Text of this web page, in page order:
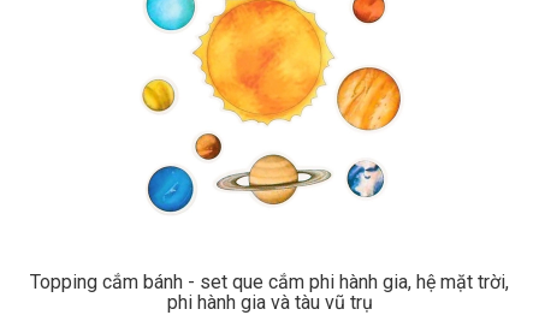
Topping cắm bánh - set que cắm phi hành gia, hệ mặt trời,
phi hành gia và tàu vũ trụ